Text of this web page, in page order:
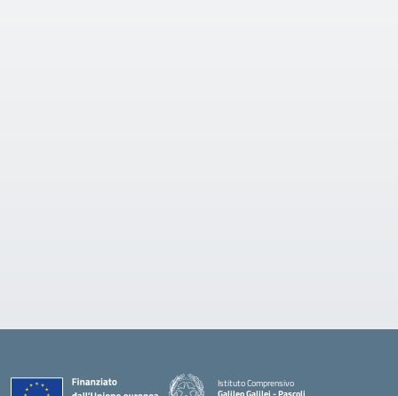
Istituto Comprensivo
Galileo Galilei - Pascoli